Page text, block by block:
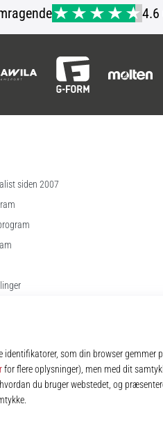
4.6
siden 2007